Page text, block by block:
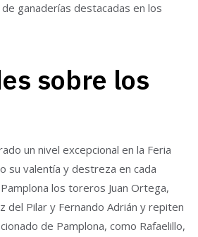
ganaderías destacadas en los
sobre los
un nivel excepcional en la Feria
su valentía y destreza en cada
los toreros Juan Ortega,
del Pilar y Fernando Adrián y repiten
de Pamplona, como Rafaelillo,